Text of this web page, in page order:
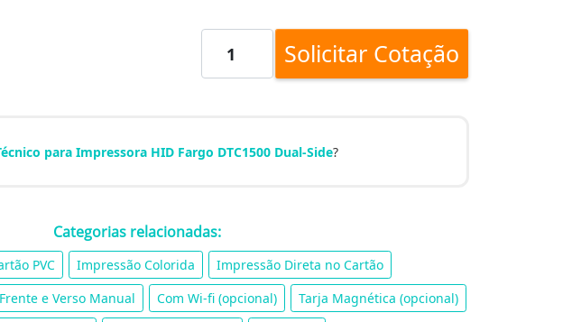
Solicitar Cotação
para Impressora HID Fargo DTC1500 Dual-Side?
Categorias relacionadas:
PVC Impressão Colorida
Impressão Direta no Cartão
Frente e Verso Manual Com Wi-fi (opcional)
Tarja Magnética (opcional)